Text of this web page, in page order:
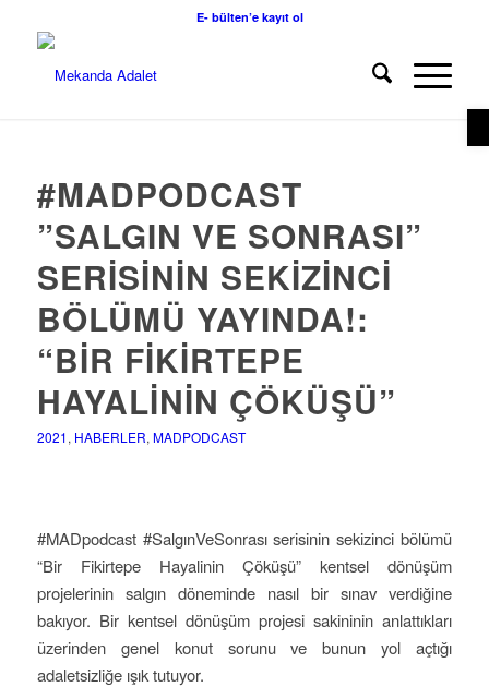
E- bülten’e kayıt ol
#MADPODCAST
”SALGIN VE SONRASI”
SERISININ SEKIZINCI
BÖLÜMÜ YAYINDA!:
“BIR FIKIRTEPE
HAYALININ ÇÖKÜŞÜ”
2021, HABERLER, MADPODCAST
#MADpodcast #SalgınVeSonrası serisinin sekizinci bölümü
“Bir Fikirtepe Hayalinin Çöküşü” kentsel dönüşüm
projelerinin salgın döneminde nasıl bir sınav verdiğine
bakıyor. Bir kentsel dönüşüm projesi sakininin anlattıkları
üzerinden genel konut sorunu ve bunun yol açtığı
adaletsizliğe ışık tutuyor.